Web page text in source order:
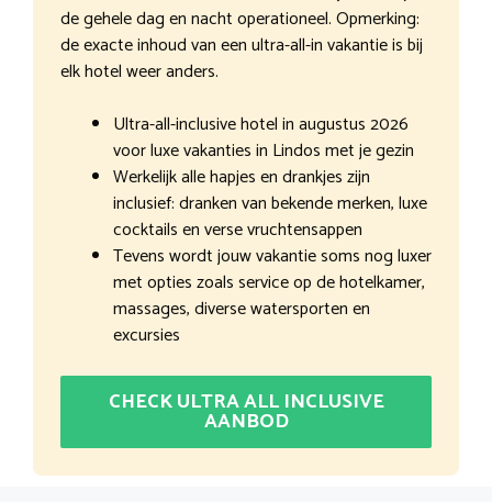
de gehele dag en nacht operationeel. Opmerking:
de exacte inhoud van een ultra-all-in vakantie is bij
elk hotel weer anders.
Ultra-all-inclusive hotel in augustus 2026
voor luxe vakanties in Lindos met je gezin
Werkelijk alle hapjes en drankjes zijn
inclusief: dranken van bekende merken, luxe
cocktails en verse vruchtensappen
Tevens wordt jouw vakantie soms nog luxer
met opties zoals service op de hotelkamer,
massages, diverse watersporten en
excursies
CHECK ULTRA ALL INCLUSIVE
AANBOD